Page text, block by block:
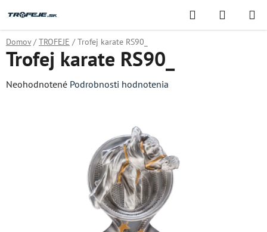
na
obsah
Hľadať
KOŠÍK
Domov / TROFEJE / Trofej karate RS90_
Trofej karate RS90_
Priemerné
Neohodnotené Podrobnosti hodnotenia